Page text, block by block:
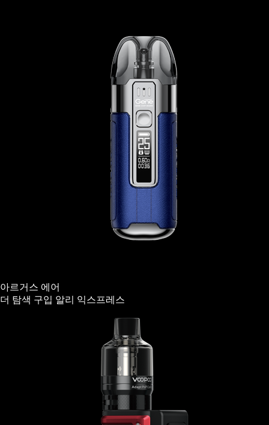
아르거스 에어
더 탐색 구입 알리 익스프레스